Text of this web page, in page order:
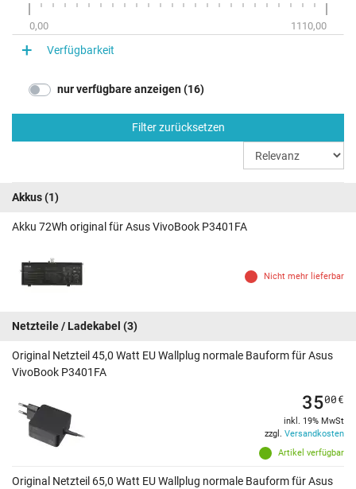
0,00 1110,00
Verfügbarkeit
nur verfügbare anzeigen (16)
Filter zurücksetzen
Akkus(1)
Akku 72Wh original für Asus VivoBook P3401FA
Nicht mehr lieferbar
Netzteile / Ladekabel (3)
Original Netzteil 45,0 Watt EU Wallplug normale Bauform für Asus
VivoBook P3401FA
Artikel verfügbar
3500€
inkl. 19% MwSt
zzgl. Versandkosten
Original Netzteil 65,0 Watt EU Wallplug normale Bauform für Asus